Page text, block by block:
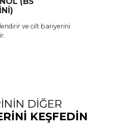
ve cilt bariyerini
DİĞER
KEŞFEDİN